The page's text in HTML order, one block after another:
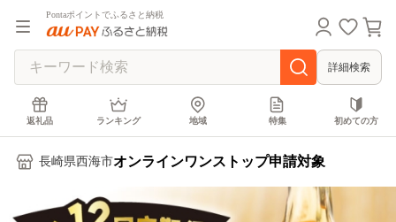
Pontaポイントでふるさと納税
詳細検索
返礼品 ランキング 地域 特集 初めての方
長崎県西海市オンラインワンストップ申請対象